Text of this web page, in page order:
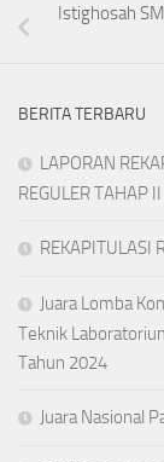
Istighosah
BERITA TERBARU
LAPORAN
REGULER TAHAP
REKAPITULASI
Juara Lomba
Teknik
Tahun 2024
Juara Nasional